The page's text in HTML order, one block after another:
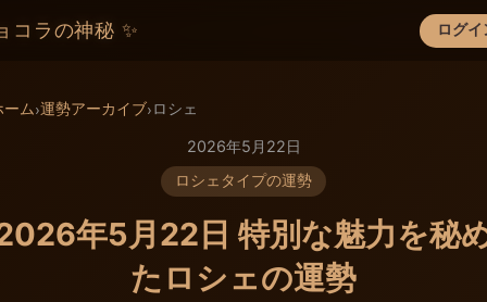
コラの神秘 ✨ ログイ
×
ーム›運勢アーカイブ›ロシェ
2026年5月22日
ロシェタイプの運勢
年5月22日 特別な魅力を秘
たロシェの運勢